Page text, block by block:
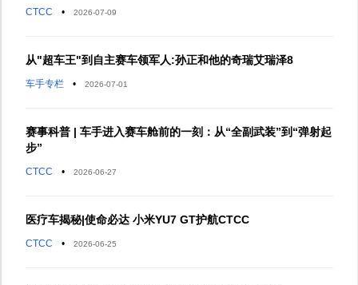
CTCC • 2026-07-09
从"超车王"到自主赛车领军人:孙正和他的奇瑞艾瑞泽8
车手专栏 • 2026-07-01
赛事科普 | 车手进入赛车舱前的一刻：从“全副武装”到“弹射起
步”
CTCC • 2026-06-27
医疗车揭秘|使命必达 小米YU7 GT护航CTCC
CTCC • 2026-06-25